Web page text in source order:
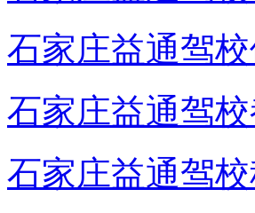
石家庄益通驾
石家庄益通驾
石家庄益通驾